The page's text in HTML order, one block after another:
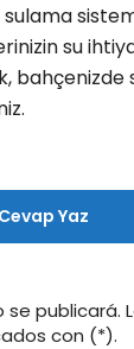
su
Yaz
publicará.
con (*).